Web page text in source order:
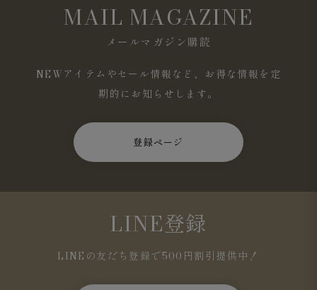
MAIL MAGAZINE
メールマガジン購読
NEWアイテムやセール情報など、お得な情報を定
期的にお知らせします。
登録ページ
LINE登録
LINEの友だち登録で500円割引提供中！